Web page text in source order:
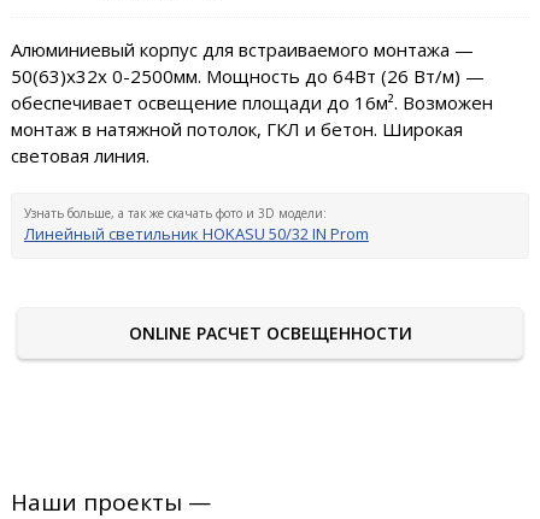
Алюминиевый корпус для встраиваемого монтажа —
50(63)х32x 0-2500мм. Мощность до 64Вт (26 Вт/м) —
обеспечивает освещение площади до 16м². Возможен
монтаж в натяжной потолок, ГКЛ и бетон. Широкая
световая линия.
Узнать больше, а так же скачать фото и 3D модели:
Линейный светильник HOKASU 50/32 IN Prom
ONLINE РАСЧЕТ ОСВЕЩЕННОСТИ
Наши проекты —